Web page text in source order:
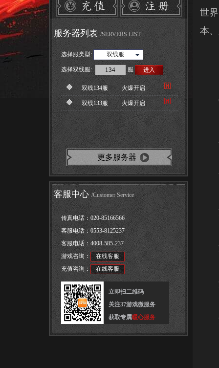
服务器列表 /SERVERS LIST
选择服类型: 双线服
选择双线服: 服 进入
双线134服 火爆开启
双线133服 火爆开启
更多服务器
客服中心 /Customer Service
传真电话： 020-85166566
客服电话：0553-8125237
客服电话： 4008-585-237
游戏咨询：
在线客服
充值咨询：
在线客服
立即扫二维码
关注37游戏微服务
获取专属暖心服务
世
本